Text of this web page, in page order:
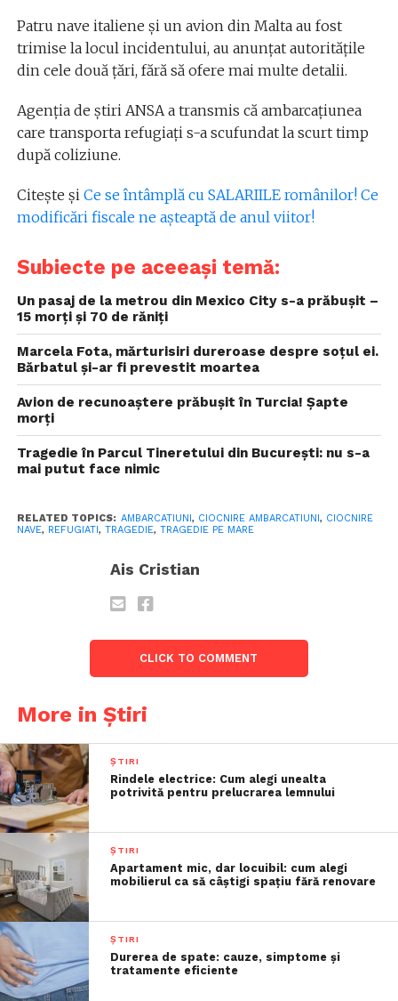
Patru nave italiene şi un avion din Malta au fost
trimise la locul incidentului, au anunţat autorităţile
din cele două ţări, fără să ofere mai multe detalii.
Agenţia de ştiri ANSA a transmis că ambarcaţiunea
care transporta refugiaţi s-a scufundat la scurt timp
după coliziune.
Citește și Ce se întâmplă cu SALARIILE românilor! Ce
modificări fiscale ne așteaptă de anul viitor!
Subiecte pe aceeași temă:
Un pasaj de la metrou din Mexico City s-a prăbușit –
15 morți și 70 de răniți
Marcela Fota, mărturisiri dureroase despre soțul ei.
Bărbatul și-ar fi prevestit moartea
Avion de recunoaștere prăbușit în Turcia! Șapte
morți
Tragedie în Parcul Tineretului din București: nu s-a
mai putut face nimic
RELATED TOPICS: AMBARCATIUNI, CIOCNIRE AMBARCATIUNI, CIOCNIRE
NAVE, REFUGIATI, TRAGEDIE, TRAGEDIE PE MARE
Ais Cristian
CLICK TO COMMENT
More in Știri
ȘTIRI
Rindele electrice: Cum alegi unealta
potrivită pentru prelucrarea lemnului
ȘTIRI
Apartament mic, dar locuibil: cum alegi
mobilierul ca să câștigi spațiu fără renovare
ȘTIRI
Durerea de spate: cauze, simptome și
tratamente eficiente